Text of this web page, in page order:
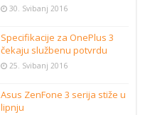
30. Svibanj 2016
Specifikacije za OnePlus 3
čekaju službenu potvrdu
25. Svibanj 2016
Asus ZenFone 3 serija stiže u
lipnju